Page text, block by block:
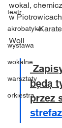
teatr
akrobatyka
wystawa
wokalne
warsztaty
orkiestra
wokal,
w Piotrowicach
-Karate –
Woli
będą
przez